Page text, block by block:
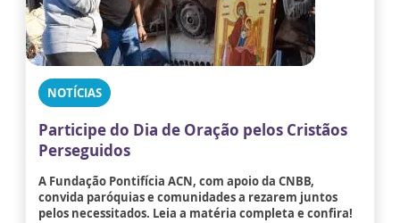
NOTÍCIAS
Participe do Dia de Oração pelos Cristãos
Perseguidos
A Fundação Pontifícia ACN, com apoio da CNBB,
convida paróquias e comunidades a rezarem juntos
pelos necessitados. Leia a matéria completa e confira!